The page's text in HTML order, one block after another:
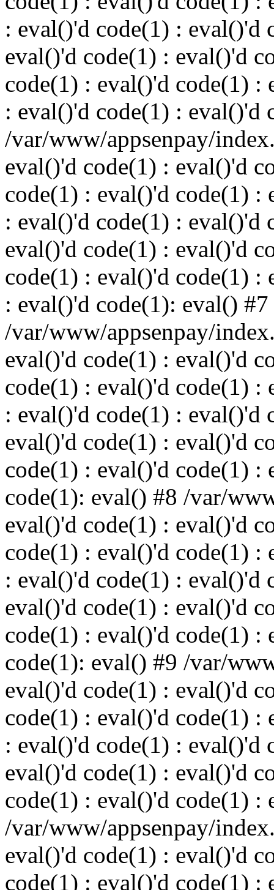
: eval()'d code(1) : eval()'d
eval()'d code(1) : eval()'d
code(1) : eval()'d code(1) :
: eval()'d code(1) : eval()'d
/var/www/appsenpay/
eval()'d code(1) : eval()'d
code(1) : eval()'d code(1) :
: eval()'d code(1) : eval()'d
eval()'d code(1) : eval()'d
code(1) : eval()'d code(1) :
: eval()'d code(1): eval() #7
/var/www/appsenpay/
eval()'d code(1) : eval()'d
code(1) : eval()'d code(1) :
: eval()'d code(1) : eval()'d
eval()'d code(1) : eval()'d
code(1) : eval()'d code(1) :
code(1): eval() #8 /var/
eval()'d code(1) : eval()'d
code(1) : eval()'d code(1) :
: eval()'d code(1) : eval()'d
eval()'d code(1) : eval()'d
code(1) : eval()'d code(1) :
code(1): eval() #9 /var/
eval()'d code(1) : eval()'d
code(1) : eval()'d code(1) :
: eval()'d code(1) : eval()'d
eval()'d code(1) : eval()'d
code(1) : eval()'d code(1) :
/var/www/appsenpay/
eval()'d code(1) : eval()'d
code(1) : eval()'d code(1) :